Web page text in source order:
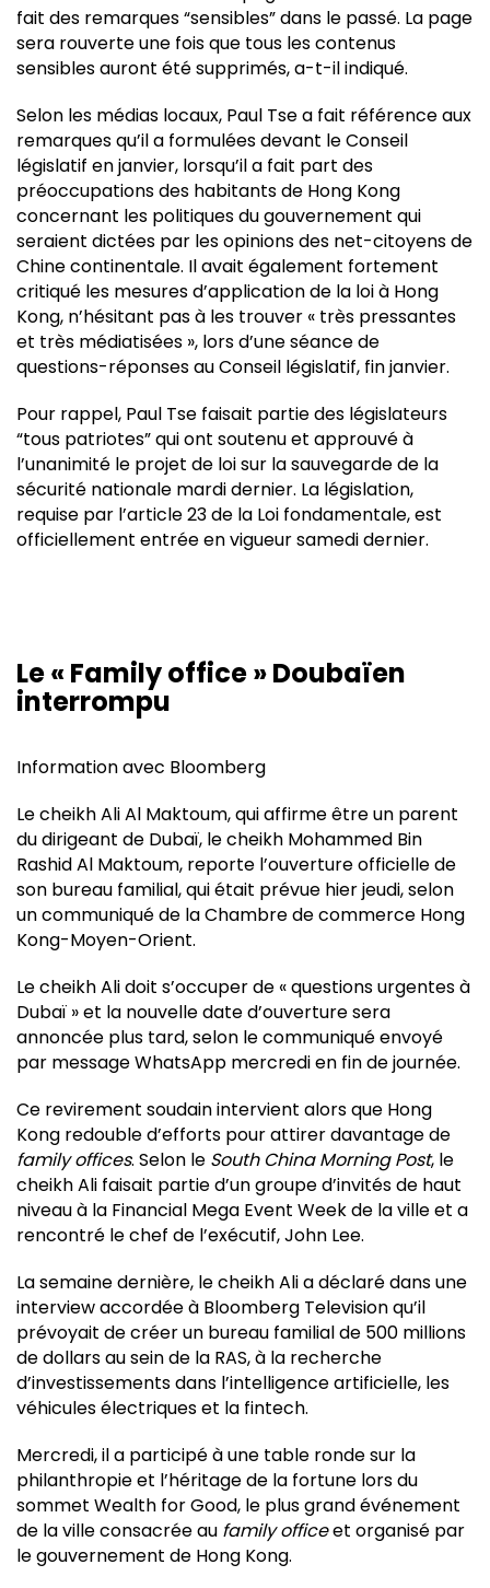
fait des remarques “sensibles” dans le passé. La page
sera rouverte une fois que tous les contenus
sensibles auront été supprimés, a-t-il indiqué.
Selon les médias locaux, Paul Tse a fait référence aux
remarques qu’il a formulées devant le Conseil
législatif en janvier, lorsqu’il a fait part des
préoccupations des habitants de Hong Kong
concernant les politiques du gouvernement qui
seraient dictées par les opinions des net-citoyens de
Chine continentale. Il avait également fortement
critiqué les mesures d’application de la loi à Hong
Kong, n’hésitant pas à les trouver « très pressantes
et très médiatisées », lors d’une séance de
questions-réponses au Conseil législatif, fin janvier.
Pour rappel, Paul Tse faisait partie des législateurs
“tous patriotes” qui ont soutenu et approuvé à
l’unanimité le projet de loi sur la sauvegarde de la
sécurité nationale mardi dernier. La législation,
requise par l’article 23 de la Loi fondamentale, est
officiellement entrée en vigueur samedi dernier.
Le « Family office » Doubaïen
interrompu
Information avec Bloomberg
Le cheikh Ali Al Maktoum, qui affirme être un parent
du dirigeant de Dubaï, le cheikh Mohammed Bin
Rashid Al Maktoum, reporte l’ouverture officielle de
son bureau familial, qui était prévue hier jeudi, selon
un communiqué de la Chambre de commerce Hong
Kong-Moyen-Orient.
Le cheikh Ali doit s’occuper de « questions urgentes à
Dubaï » et la nouvelle date d’ouverture sera
annoncée plus tard, selon le communiqué envoyé
par message WhatsApp mercredi en fin de journée.
Ce revirement soudain intervient alors que Hong
Kong redouble d’efforts pour attirer davantage de
family offices. Selon le South China Morning Post, le
cheikh Ali faisait partie d’un groupe d’invités de haut
niveau à la Financial Mega Event Week de la ville et a
rencontré le chef de l’exécutif, John Lee.
La semaine dernière, le cheikh Ali a déclaré dans une
interview accordée à Bloomberg Television qu’il
prévoyait de créer un bureau familial de 500 millions
de dollars au sein de la RAS, à la recherche
d’investissements dans l’intelligence artificielle, les
véhicules électriques et la fintech.
Mercredi, il a participé à une table ronde sur la
philanthropie et l’héritage de la fortune lors du
sommet Wealth for Good, le plus grand événement
de la ville consacrée au family officeet organisé par
le gouvernement de Hong Kong.